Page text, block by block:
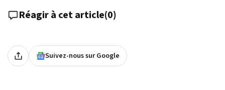
Réagir à cet article(0)
Suivez-nous sur Google